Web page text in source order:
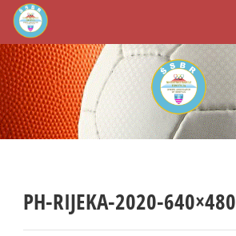
PH-RIJEKA-2020-640×480